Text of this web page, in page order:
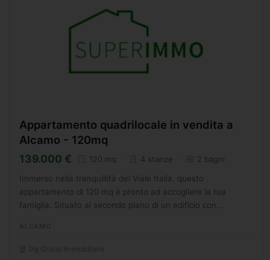
Appartamento quadrilocale in vendita a
Alcamo - 120mq
139.000 € 120 mq 4 stanze 2 bagni
Immerso nella tranquillità del Viale Italia, questo
appartamento di 120 mq è pronto ad accogliere la tua
famiglia. Situato al secondo piano di un edificio con